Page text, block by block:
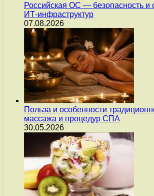
Российская ОС — безопасность и
ИТ-инфраструктур
07.08.2026
Польза и особенности
массажа и процедур СПА
30.05.2026